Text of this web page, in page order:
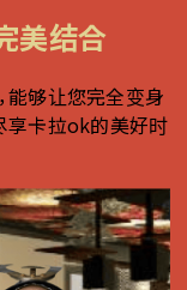
美结合
能够让您完全变身
享卡拉ok的美好时